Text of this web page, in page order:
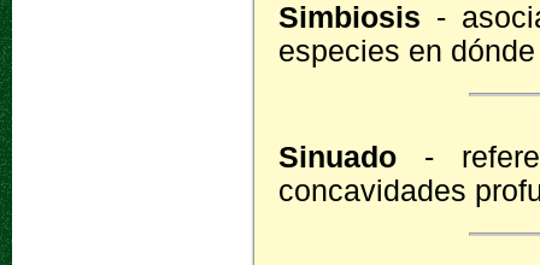
Simbiosis -
especies en
Sinuado -
concavidades